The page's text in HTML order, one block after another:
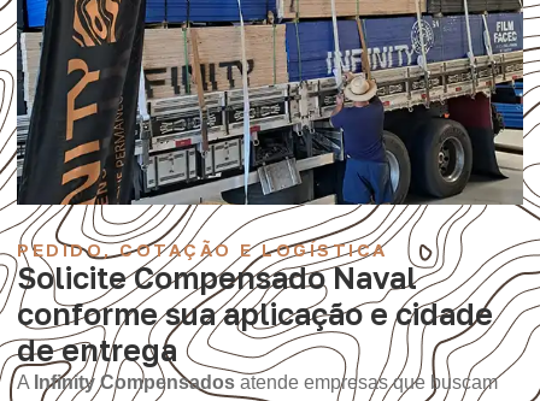
PEDIDO, COTAÇÃO E LOGÍSTICA
Solicite Compensado Naval
conforme sua aplicação e cidade
de entrega
A Infinity Compensados atende empresas que buscam